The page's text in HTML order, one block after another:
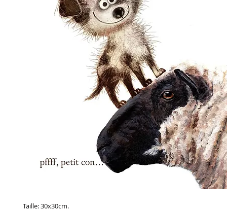
Taille: 30x30cm.